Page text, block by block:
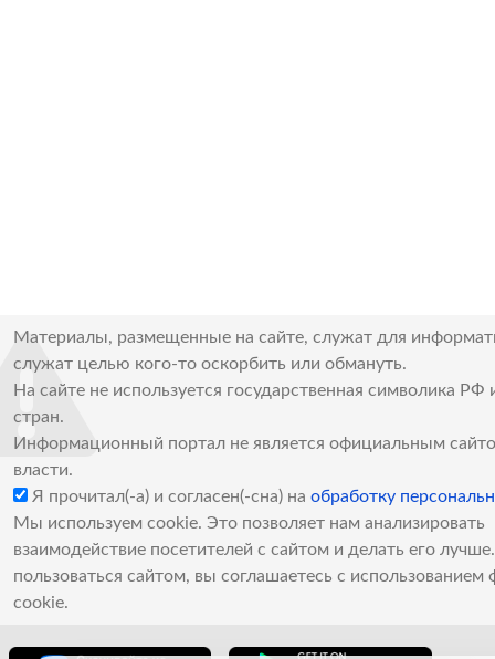
Материалы, размещенные на сайте, служат для
служат целью кого-то оскорбить или обмануть.
На сайте не используется государственная символика РФ
стран.
Информационный портал не является официальным
власти.
Я прочитал(-а) и согласен(-сна) на обработку
Мы используем cookie. Это позволяет нам анализировать
взаимодействие посетителей с сайтом и делать его
пользоваться сайтом, вы соглашаетесь с использованием
cookie.